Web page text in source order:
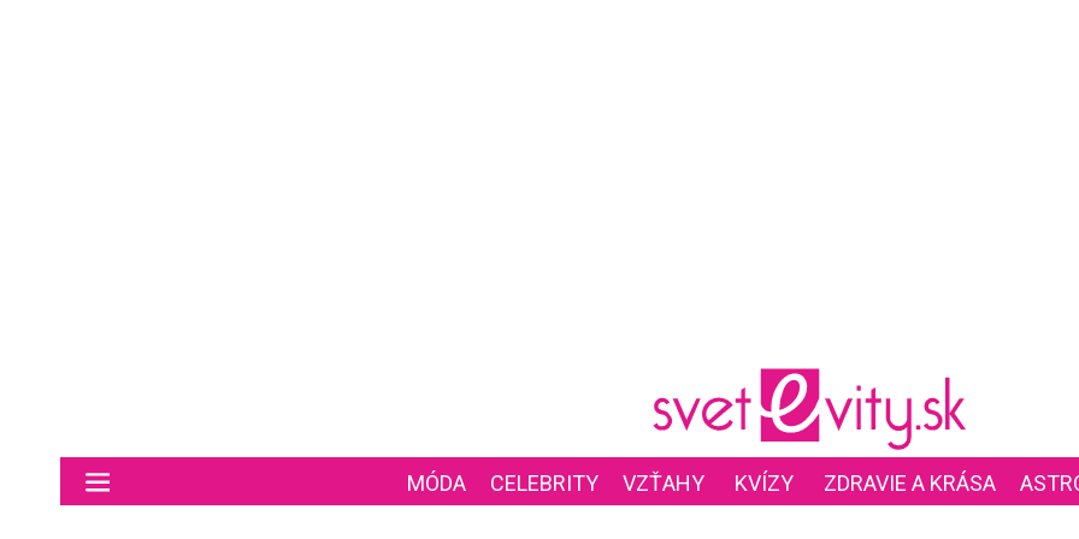
MÓDA CELEBRITY VZŤAHY KVÍZY ZDRAVIE A KRÁSA